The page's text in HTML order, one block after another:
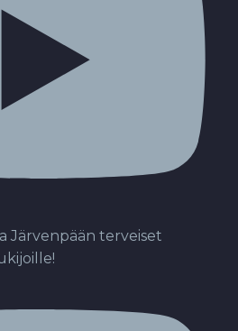
Järvenpään terveiset